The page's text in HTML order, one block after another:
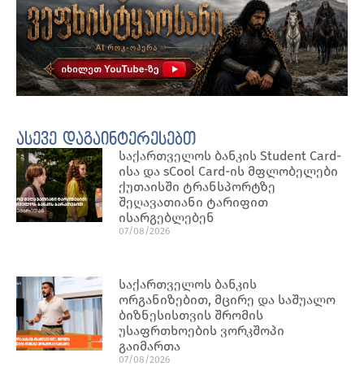
ასევე დაგაინტერესებთ
საქართველოს ბანკის Student Card-
ისა და sCool Card-ის მფლობელები
ქუთაისში ტრანსპორტზე
შეღავათიანი ტარიფით
ისარგებლებენ
07/08/2026
საქართველოს ბანკის
ორგანიზებით, მცირე და საშუალო
ბიზნესისთვის შრომის
უსაფრთხოების ვორკშოპი
გაიმართა
07/08/2026